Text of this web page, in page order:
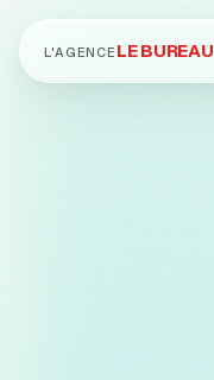
L'AGENCE LE BUREAU